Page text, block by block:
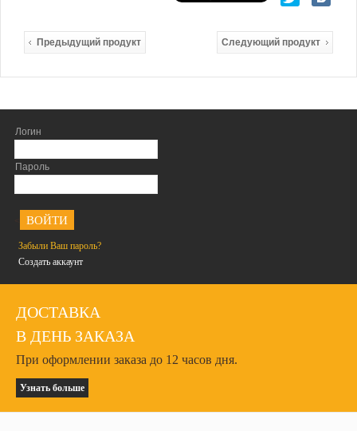
Логин
Пароль
Забыли Ваш пароль?
Создать аккаунт
ДОСТАВКА
В ДЕНЬ ЗАКАЗА
При оформлении заказа до 12 часов дня.
Узнать больше
Предыдущий продукт Следующий продукт